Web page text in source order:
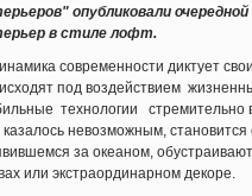
опубликовали
в стиле лофт.
современности диктует
под воздействием
технологии стремительно
невозможным,
за океаном,
или экстраординарном декоре.